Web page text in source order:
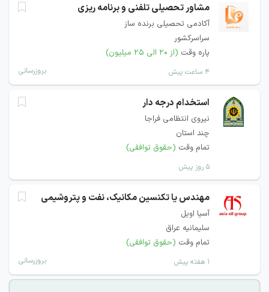
مشاور تحصیلی تلفنی و برنامه ریزی
آکادمی تحصیلی برنده ساز
سراسرکشور
پاره وقت (از ۲۰ الی ۲۵ میلیون)
۴ ساعت پیش بروزرسانی
استخدام درجه دار
نیروی انتظامی فراجا
چند استان
تمام وقت (حقوق توافقی)
۵ روز پیش
مهندس یا تکنسین مکانیک، نفت و پتروشیمی
آسیا اویل
سلیمانیه عراق
تمام وقت (حقوق توافقی)
۱ هفته پیش بروزرسانی